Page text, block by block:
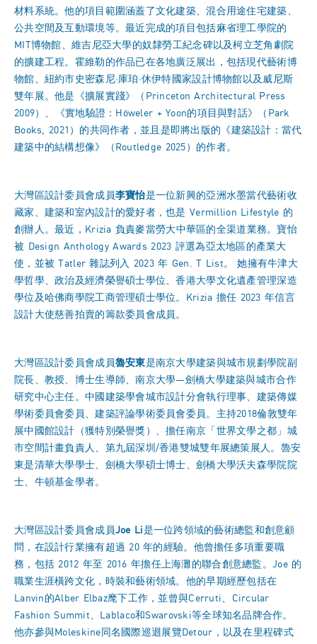
材料系統。他的項目範圍涵蓋了文化建築、混合用途住宅建築、
公共空間及互動環境等。最近完成的項目包括麻省理工學院的
MIT博物館、維吉尼亞大學的奴隸勞工紀念碑以及柯立芝角劇院
的擴建工程。霍維勒的作品已在各地廣泛展出，包括現代藝術博
物館、紐約市史密森尼·庫珀·休伊特國家設計博物館以及威尼斯
雙年展。他是《擴展實踐》（Princeton Architectural Press
2009）、《實地驗證：Höweler + Yoon的項目與對話》（Park
Books, 2021）的共同作者，並且是即將出版的《建築設計：當代
建築中的結構想像》（Routledge 2025）的作者。
大灣區設計委員會成員李寶怡是一位新興的亞洲水墨當代藝術收
藏家、建築和室內設計的愛好者，也是 Vermillion Lifestyle 的
創辦人。最近，Krizia 負責麥當勞大中華區的全渠道業務。寶怡
被 Design Anthology Awards 2023 評選為亞太地區的產業大
使，並被 Tatler 雜誌列入 2023 年 Gen. T List。 她擁有牛津大
學哲學、政治及經濟榮譽碩士學位、香港大學文化遺產管理深造
學位及哈佛商學院工商管理碩士學位。Krizia 擔任 2023 年信言
設計大使慈善拍賣的籌款委員會成員。
大灣區設計委員會成員魯安東是南京大學建築與城市規劃學院副
院長、教授、博士生導師、南京大學—劍橋大學建築與城市合作
研究中心主任。中國建築學會城市設計分會執行理事、建築傳媒
學術委員會委員、建築評論學術委員會委員。主持2018倫敦雙年
展中國館設計（獲特別榮譽獎）、擔任南京「世界文學之都」城
市空間計畫負責人、第九屆深圳/香港雙城雙年展總策展人。魯安
東是清華大學學士、劍橋大學碩士博士、劍橋大學沃夫森學院院
士、牛頓基金學者。
大灣區設計委員會成員Joe Li是一位跨領域的藝術總監和創意顧
問，在設計行業擁有超過 20 年的經驗。他曾擔任多項重要職
務，包括 2012 年至 2016 年擔任上海灘的聯合創意總監。Joe 的
職業生涯橫跨文化，時裝和藝術領域。他的早期經歷包括在
Lanvin的Alber Elbaz麾下工作，並曾與Cerruti、Circular
Fashion Summit、Lablaco和Swarovski等全球知名品牌合作。
他亦參與Moleskine同名國際巡迴展覽Detour，以及在里程碑式